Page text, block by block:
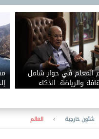
المعلم في حوار شامل
والرياضة: الذكاء
يفيد الثقافة
شئون خارجية › العالم